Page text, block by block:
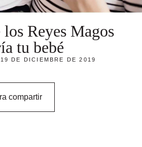
Reyes Magos
tu bebé
19 DE DICIEMBRE DE 2019
compartir